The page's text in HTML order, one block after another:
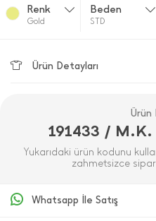
Renk
Gold
Beden
STD
Ürün Detayları
Ürün
191433 /
Yukarıdaki ürün kodunu
zahmetsizce
Whatsapp İle Satış